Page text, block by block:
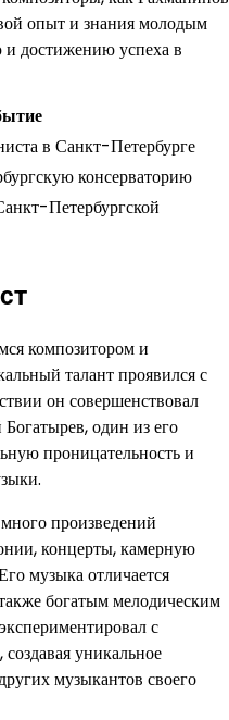
опыт и знания молодым
достижению успеха в
в Санкт-Петербурге
консерваторию
Петербургской
композитором и
талант проявился с
он совершенствовал
один из его
проницательность и
произведений
концерты, камерную
музыка отличается
богатым мелодическим
с
уникальное
музыкантов своего